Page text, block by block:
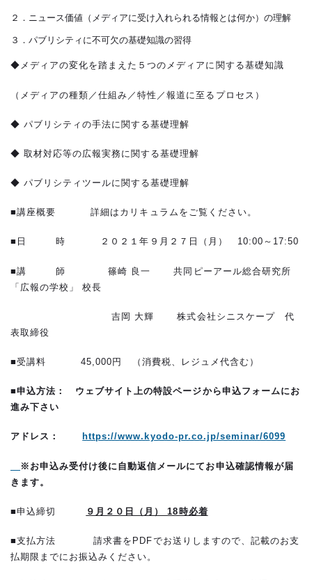
２．ニュース価値（メディアに受け入れられる情報とは何か）の理解
３．パブリシティに不可欠の基礎知識の習得
◆メディアの変化を踏まえた５つのメディアに関する基礎知識
（メディアの種類／仕組み／特性／報道に至るプロセス）
◆ パブリシティの手法に関する基礎理解
◆ 取材対応等の広報実務に関する基礎理解
◆ パブリシティツールに関する基礎理解
■講座概要 詳細はカリキュラムをご覧ください。
■日 時 ２０２１年９月２７日（月） 10:00～17:50
■講 師 篠崎 良一 共同ピーアール総合研究所
「広報の学校」 校長
吉岡 大輝 株式会社シニスケープ 代
表取締役
■受講料 45,000円 （消費税、レジュメ代含む）
■申込方法 ： ウェブサイト上の特設ページから申込フォームにお
進み下さい
アドレス： https://www.kyodo-pr.co.jp/seminar/6099
※お申込み受付け後に自動返信メールにてお申込確認情報が届
きます。
■申込締切 ９月２０日（月） 18時必着
■支払方法 請求書をPDFでお送りしますので、記載のお支
払期限までにお振込みください。